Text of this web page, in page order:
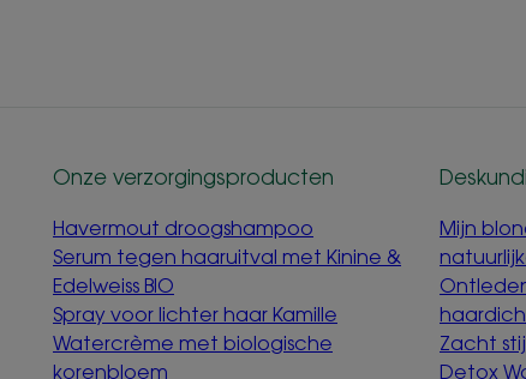
Onze verzorgingsproducten
Havermout droogshampoo
Serum tegen haaruitval met Kinine &
Edelweiss BIO
Spray voor lichter haar Kamille
Watercrème met biologische
korenbloem
Mijn
Zacht
Detox